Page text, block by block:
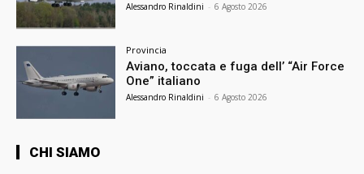
Alessandro Rinaldini - 6 Agosto 2026
Provincia
Aviano, toccata e fuga dell’ “Air Force
One” italiano
Alessandro Rinaldini - 6 Agosto 2026
CHI SIAMO